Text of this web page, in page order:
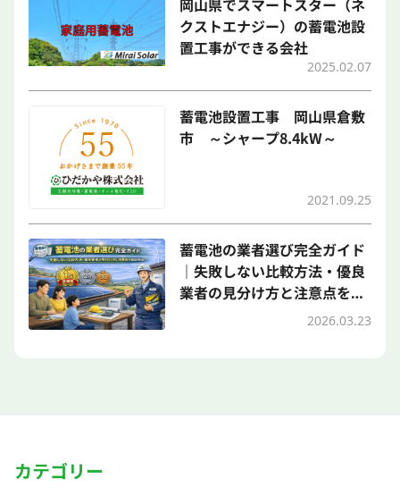
岡山県でスマートスター（ネ
クストエナジー）の蓄電池設
置工事ができる会社
2025.02.07
蓄電池設置工事 岡山県倉敷
市 ～シャープ8.4kW～
2021.09.25
蓄電池の業者選び完全ガイド
｜失敗しない比較方法・優良
業者の見分け方と注意点を徹
2026.03.23
カテゴリー